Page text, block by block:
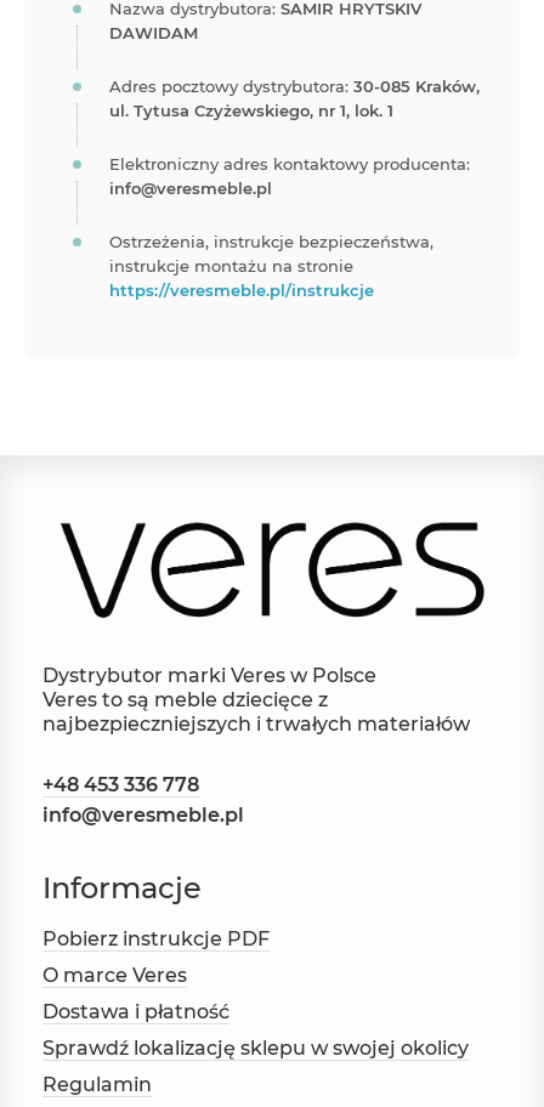
Nazwa dystrybutora: SAMIR HRYTSKIV
DAWIDAM
Adres pocztowy dystrybutora: 30-085 Kraków,
ul. Tytusa Czyżewskiego, nr 1, lok. 1
Elektroniczny adres kontaktowy producenta:
info@veresmeble.pl
Ostrzeżenia, instrukcje bezpieczeństwa,
instrukcje montażu na stronie
https://veresmeble.pl/instrukcje
Dystrybutor marki Veres w Polsce
Veres to są meble dziecięce z
najbezpieczniejszych i trwałych materiałów
+48 453 336 778
info@veresmeble.pl
Informacje
Pobierz instrukcje PDF
O marce Veres
Dostawa i płatność
Sprawdź lokalizację sklepu w swojej okolicy
Regulamin